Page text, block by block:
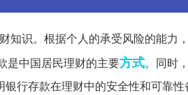
知识。根据个人的承受风险的能力
是中国居民理财的主要方式。同时
行存款在理财中的安全性和可靠性